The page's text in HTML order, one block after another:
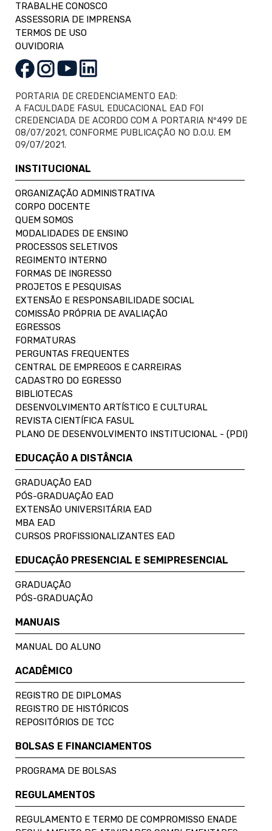
TRABALHE CONOSCO
ASSESSORIA DE IMPRENSA
TERMOS DE USO
OUVIDORIA
PORTARIA DE CREDENCIAMENTO EAD:
A FACULDADE FASUL EDUCACIONAL EAD FOI
CREDENCIADA DE ACORDO COM A PORTARIA Nº499 DE
08/07/2021, CONFORME PUBLICAÇÃO NO D.O.U. EM
09/07/2021.
INSTITUCIONAL
ORGANIZAÇÃO ADMINISTRATIVA
CORPO DOCENTE
QUEM SOMOS
MODALIDADES DE ENSINO
PROCESSOS SELETIVOS
REGIMENTO INTERNO
FORMAS DE INGRESSO
PROJETOS E PESQUISAS
EXTENSÃO E RESPONSABILIDADE SOCIAL
COMISSÃO PRÓPRIA DE AVALIAÇÃO
EGRESSOS
FORMATURAS
PERGUNTAS FREQUENTES
CENTRAL DE EMPREGOS E CARREIRAS
CADASTRO DO EGRESSO
BIBLIOTECAS
DESENVOLVIMENTO ARTÍSTICO E CULTURAL
REVISTA CIENTÍFICA FASUL
PLANO DE DESENVOLVIMENTO INSTITUCIONAL - (PDI)
EDUCAÇÃO A DISTÂNCIA
GRADUAÇÃO EAD
PÓS-GRADUAÇÃO EAD
EXTENSÃO UNIVERSITÁRIA EAD
MBA EAD
CURSOS PROFISSIONALIZANTES EAD
EDUCAÇÃO PRESENCIAL E SEMIPRESENCIAL
GRADUAÇÃO
PÓS-GRADUAÇÃO
MANUAIS
MANUAL DO ALUNO
ACADÊMICO
REGISTRO DE DIPLOMAS
REGISTRO DE HISTÓRICOS
REPOSITÓRIOS DE TCC
BOLSAS E FINANCIAMENTOS
PROGRAMA DE BOLSAS
REGULAMENTOS
REGULAMENTO E TERMO DE COMPROMISSO ENADE